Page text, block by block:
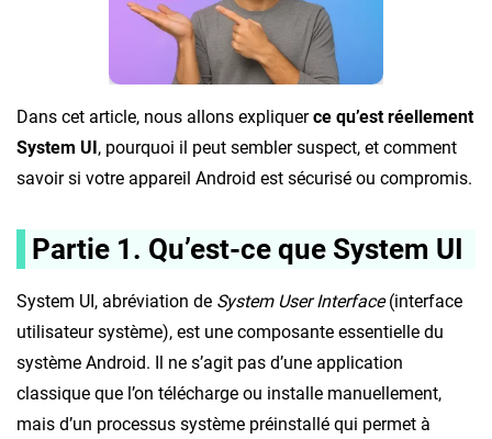
Dans cet article, nous allons expliquerce qu’est réellement
System UI , pourquoi il peut sembler suspect, et comment
savoir si votre appareil Android est sécurisé ou compromis.
Partie 1. Qu’est-ce que System UI
System UI, abréviation de System User Interface(interface
utilisateur système), est une composante essentielle du
système Android. Il ne s’agit pas d’une application
classique que l’on télécharge ou installe manuellement,
mais d’un processus système préinstallé qui permet à